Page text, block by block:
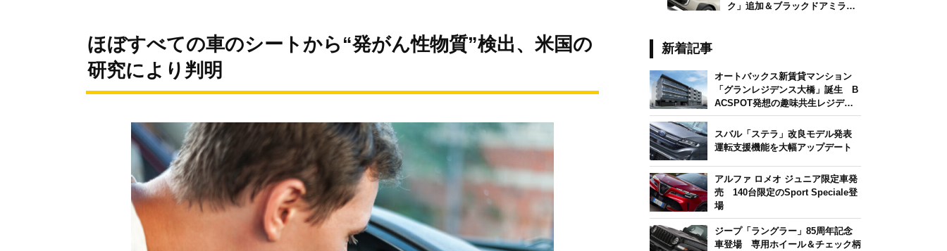
ほぼすべての車のシートから“発がん性物質”検出、米国の
研究により判明
ク」追加＆ブラックドアミラー
新着記事
オートバックス新賃貸マンション
「グランレジデンス大橋」誕生 B
ACSPOT発想の趣味共生レジデン
ス
スバル「ステラ」改良モデル発表
運転支援機能を大幅アップデート
アルファ ロメオ ジュニア限定車発
売 140台限定のSport Speciale登
場
ジープ「ラングラー」85周年記念
車登場 専用ホイール＆チェック柄